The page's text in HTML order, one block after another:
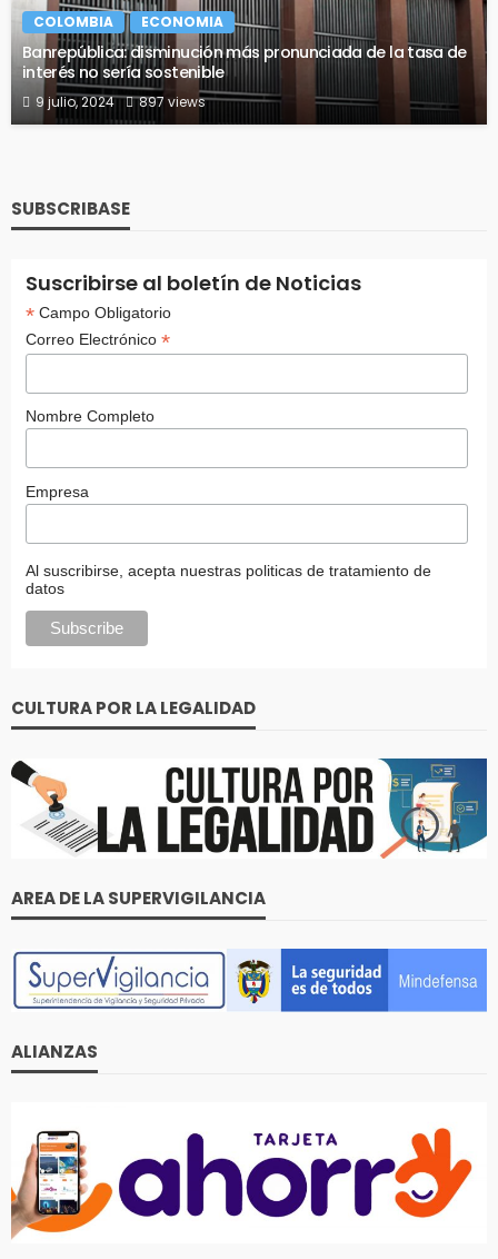
COLOMBIA ECONOMIA
Banrepública: disminución más pronunciada de la tasa de
interés no sería sostenible
9 julio, 2024 897 views
SUBSCRIBASE
Suscribirse al boletín de Noticias
*Campo Obligatorio
Correo Electrónico *
Nombre Completo
Empresa
Al suscribirse, acepta nuestras politicas de tratamiento de
datos
CULTURA POR LA LEGALIDAD
AREA DE LA SUPERVIGILANCIA
ALIANZAS